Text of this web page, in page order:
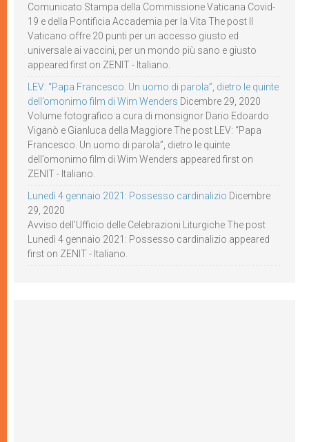
Comunicato Stampa della Commissione Vaticana Covid-
19 e della Pontificia Accademia per la Vita The post Il
Vaticano offre 20 punti per un accesso giusto ed
universale ai vaccini, per un mondo più sano e giusto
appeared first on ZENIT - Italiano.
LEV: “Papa Francesco. Un uomo di parola”, dietro le quinte
dell’omonimo film di Wim Wenders Dicembre 29, 2020
Volume fotografico a cura di monsignor Dario Edoardo
Viganò e Gianluca della Maggiore The post LEV: “Papa
Francesco. Un uomo di parola”, dietro le quinte
dell’omonimo film di Wim Wenders appeared first on
ZENIT - Italiano.
Lunedì 4 gennaio 2021: Possesso cardinalizio Dicembre
29, 2020
Avviso dell’Ufficio delle Celebrazioni Liturgiche The post
Lunedì 4 gennaio 2021: Possesso cardinalizio appeared
first on ZENIT - Italiano.